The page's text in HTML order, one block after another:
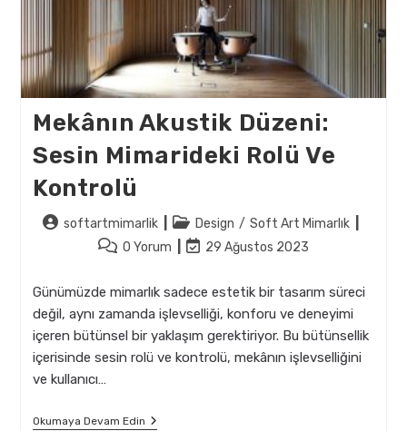
Mekânın Akustik Düzeni:
Sesin Mimarideki Rolü Ve
Kontrolü
Postsoftartmimarlik
Post
category:
Design / Soft Art Mimarlık
Post0 Yorum
Post
modified:
29 Ağustos 2023
Günümüzde mimarlık sadece estetik bir tasarım süreci
değil, aynı zamanda işlevselliği, konforu ve deneyimi
içeren bütünsel bir yaklaşım gerektiriyor. Bu bütünsellik
içerisinde sesin rolü ve kontrolü, mekânın işlevselliğini
ve kullanıcı…
Okumaya Devam EdinMekânın